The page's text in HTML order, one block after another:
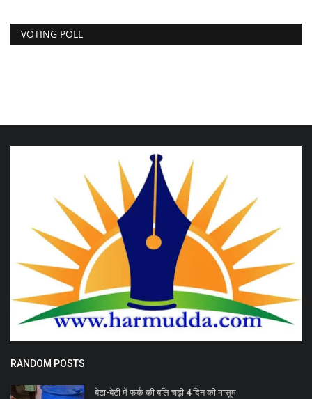
VOTING POLL
RANDOM POSTS
बेटा-बेटी में फर्क की बलि चढ़ी 4 दिन की मासूम